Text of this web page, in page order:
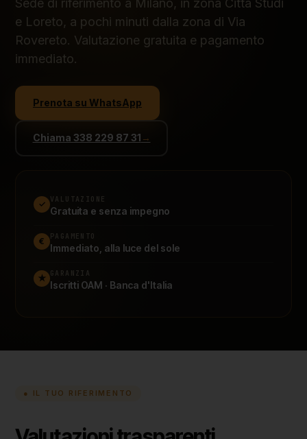
e Loreto, a pochi minuti dalla zona di Via
Rovereto. Valutazione gratuita e pagamento
immediato.
Prenota su WhatsApp
Chiama 338 229 87 31 →
✓ VALUTAZIONE
Gratuita e senza impegno
€ PAGAMENTO
Immediato, alla luce del sole
★ GARANZIA
Iscritti OAM · Banca d'Italia
● IL TUO RIFERIMENTO